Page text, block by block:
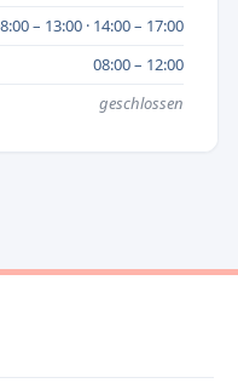
– 13:00 · 14:00 – 17:00
08:00 – 12:00
geschlossen